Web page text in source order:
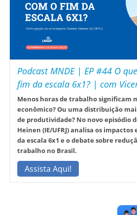
Podcast MNDE | EP #44 O
fim da escala 6x1? | com
Menos horas de trabalho significam
econômico? Ou uma distribuição
de produtividade? No novo episódio
Heinen (IE/UFRJ) analisa os
da escala 6x1 e o debate sobre
trabalho no Brasil.
Assista Aqui!